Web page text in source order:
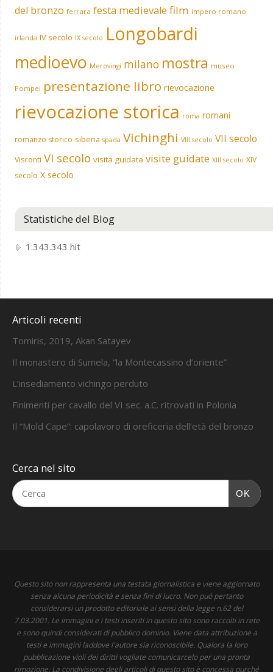
del bronzo ferrara festa medievale film impero romano
irlanda IV secolo IX secolo Longobardi
medioevo Merovingi milano mostra museo
Pompei presentazione libro rievocazione
rievocazione storica roma romani
romanzo storico siberia spada Vichinghi VIII secolo VII secolo
Visconti VI secolo visita guidata visite guidate XIII secolo XIV
secolo X secolo
Statistiche del Blog
1.343.343 hit
Articoli recenti
Tomiris, 2019, Akan Satayev
Il monastero di Sumela, “la Montecassino d’oriente”
L’insediamento vichingo perduto
Finimenti per cavallo del VI sec. a.C. ritrovati in Polonia
Il “Mold Cape”: capolavoro di oreficeria dell’età del bronzo
Cerca nel sito
OK
Questo sito non rappresenta una testata giornalistica e viene aggiornato
senza alcuna periodicità e senza fini di lucro. Non può pertanto
considerarsi un prodotto editoriale ai sensi della legge n.62 del
7.03.2001. Le immagini e i testi inseriti in questo sito sono raccolti in rete
e sono quindi considerati di pubblico dominio. Viene data attribuzione a
testi e immagini laddove l'autore sia riconoscibile. Qualora la loro
pubblicazione violi dei diritti vogliate comunicarcelo per una pronta
rimozione. La condivisione degli articoli di questo sito è concessa purché